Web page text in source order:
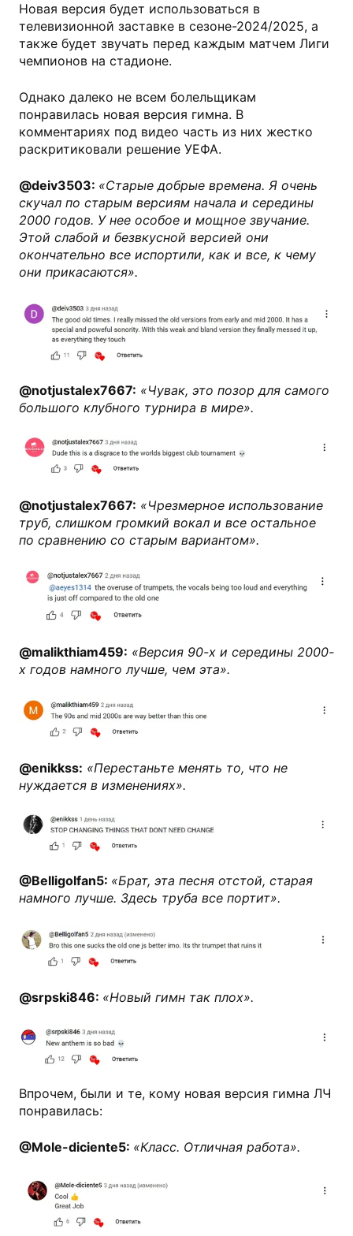
Новая версия будет использоваться в
телевизионной заставке в сезоне-2024/2025, а
также будет звучать перед каждым матчем Лиги
чемпионов на стадионе.
Однако далеко не всем болельщикам
понравилась новая версия гимна. В
комментариях под видео часть из них жестко
раскритиковали решение УЕФА.
@deiv3503: «Старые добрые времена. Я очень
скучал по старым версиям начала и середины
2000 годов. У нее особое и мощное звучание.
Этой слабой и безвкусной версией они
окончательно все испортили, как и все, к чему
они прикасаются».
@notjustalex7667: «Чувак, это позор для самого
большого клубного турнира в мире».
@notjustalex7667: «Чрезмерное использование
труб, слишком громкий вокал и все остальное
по сравнению со старым вариантом».
@malikthiam459: «Версия 90-х и середины 2000-
х годов намного лучше, чем эта».
@enikkss: «Перестаньте менять то, что не
нуждается в изменениях».
@Belligolfan5: «Брат, эта песня отстой, старая
намного лучше. Здесь труба все портит».
@srpski846: «Новый гимн так плох».
Впрочем, были и те, кому новая версия гимна ЛЧ
понравилась:
@Mole-diciente5: «Класс. Отличная работа».